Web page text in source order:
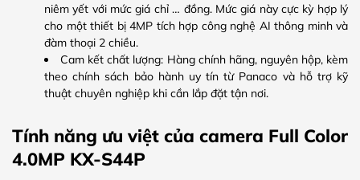
niêm yết với mức giá chỉ … đồng. Mức giá này cực kỳ hợp lý
cho một thiết bị 4MP tích hợp công nghệ AI thông minh và
đàm thoại 2 chiều.
Cam kết chất lượng: Hàng chính hãng, nguyên hộp, kèm
theo chính sách bảo hành uy tín từ Panaco và hỗ trợ kỹ
thuật chuyên nghiệp khi cần lắp đặt tận nơi.
Tính năng ưu việt của camera Full Color
4.0MP KX-S44P